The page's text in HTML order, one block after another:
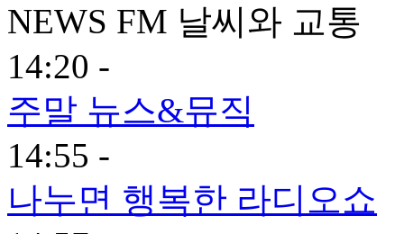
NEWS FM 날씨와 교통
14:20 -
주말 뉴스&뮤직
14:55 -
나누면 행복한 라디오쇼